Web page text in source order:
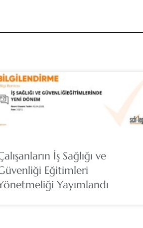
İş Sağlığı ve
Eğitimleri
Yayımlandı